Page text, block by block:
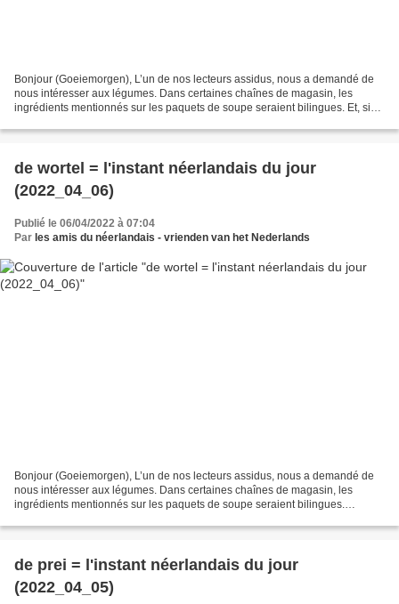
Bonjour (Goeiemorgen), L’un de nos lecteurs assidus, nous a demandé de
nous intéresser aux légumes. Dans certaines chaînes de magasin, les
ingrédients mentionnés sur les paquets de soupe seraient bilingues. Et, si
de wortel = l'instant néerlandais du jour
(2022_04_06)
Publié le 06/04/2022 à 07:04
Par les amis du néerlandais - vrienden van het Nederlands
Bonjour (Goeiemorgen), L’un de nos lecteurs assidus, nous a demandé de
nous intéresser aux légumes. Dans certaines chaînes de magasin, les
ingrédients mentionnés sur les paquets de soupe seraient bilingues.
de prei = l'instant néerlandais du jour
(2022_04_05)